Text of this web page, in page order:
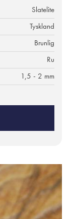
Slatelite
Tyskland
Brunlig
Ru
1,5 - 2 mm